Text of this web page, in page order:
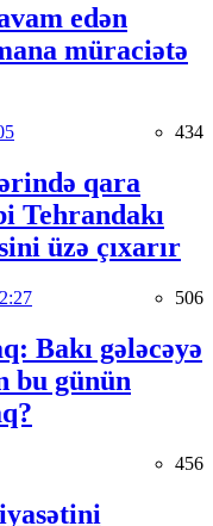
edən
müraciətə
434
qara
Tehrandakı
üzə çıxarır
506
Bakı gələcəyə
bu günün
456